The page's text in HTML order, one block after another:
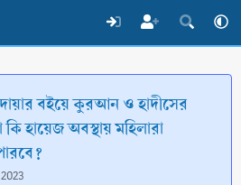
বইয়ে কুরআন ও হাদীসের
হায়েজ অবস্থায় মহিলারা